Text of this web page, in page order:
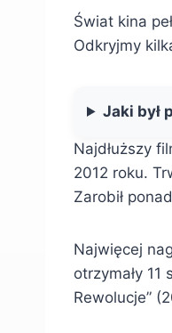
Świat kina
Odkryjmy
Jaki był
Najdłuższy
2012 roku.
Zarobił
Najwięcej
otrzymały
Rewolucje”